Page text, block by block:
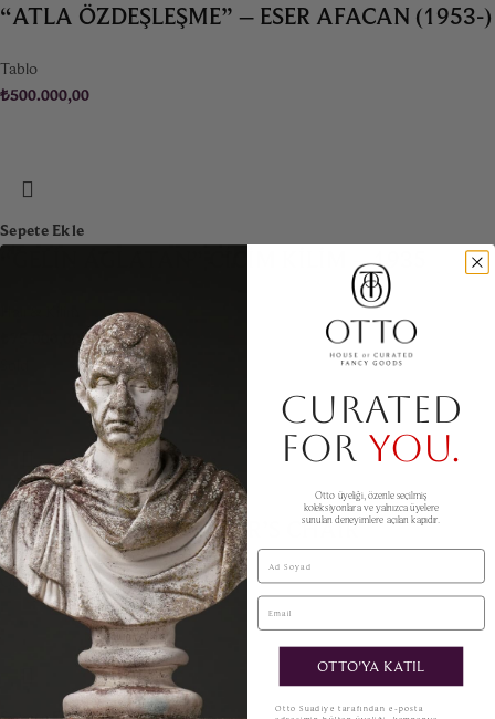
“ATLA ÖZDEŞLEŞME” – ESER AFACAN (1953-)
Tablo
₺500.000,00
Sepete Ekle
“GELIN AĞLATAN” CICIM KILIM – 1935
Devamını oku
RALPH LAUREN WRITER’S CHAIR
Oturma Grupları
CURATED
FOR YOU.
Otto üyeliği, özenle seçilmiş
koleksiyonlara ve yalnızca üyelere
sunulan deneyimlere açılan kapıdır.
Ad Soyad
Email
OTTO'YA KATIL
KVKKOtto Suadiye tarafından e-posta